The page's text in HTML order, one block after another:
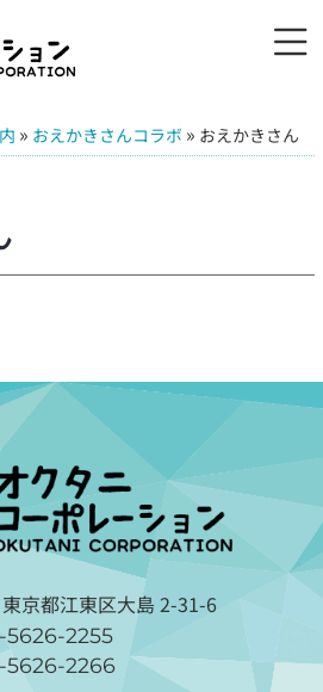
» おえかきさんコラボ » おえかきさん
京都江東区大島 2-31-6
5626-2255
5626-2266